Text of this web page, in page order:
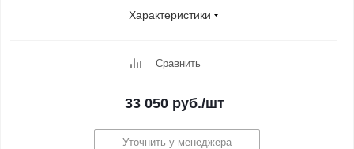
Характеристики
Сравнить
33 050руб./шт
Уточнить у менеджера